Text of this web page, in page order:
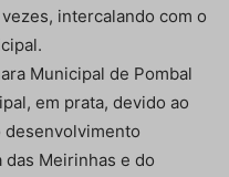
intercalando com o
Municipal de Pombal
em prata, devido ao
desenvolvimento
Meirinhas e do